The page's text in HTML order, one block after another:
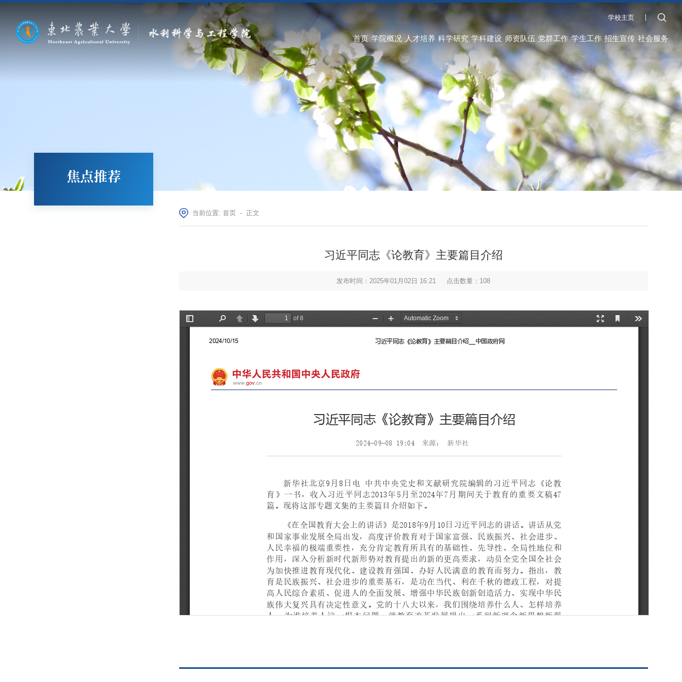
学校主页
首页 学院概况 人才培养 科学研究 学科建设 师资队伍 党群工作 学生工作 招生宣传 社会服务
焦点推荐
当前位置: 首页- 正文
习近平同志《论教育》主要篇目介绍
发布时间：2025年01月02日 16:21 点击数量： 108